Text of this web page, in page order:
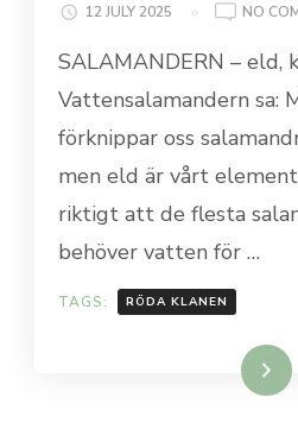
12 JULY 2025 NO
SALAMANDERN – eld,
Vattensalamandern sa:
förknippar oss
men eld är vårt
riktigt att de flesta
behöver vatten för …
TAGS: RÖDA KLANEN
Läs mer…